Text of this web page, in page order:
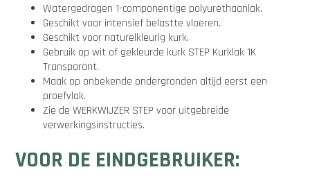
Watergedragen 1-componentige polyurethaanlak.
Geschikt voor intensief belastte vloeren.
Geschikt voor naturelkleurig kurk.
Gebruik op wit of gekleurde kurk STEP Kurklak 1K
Transparant.
Maak op onbekende ondergronden altijd eerst een
proefvlak.
Zie de WERKWIJZER STEP voor uitgebreide
verwerkingsinstructies.
VOOR DE EINDGEBRUIKER: